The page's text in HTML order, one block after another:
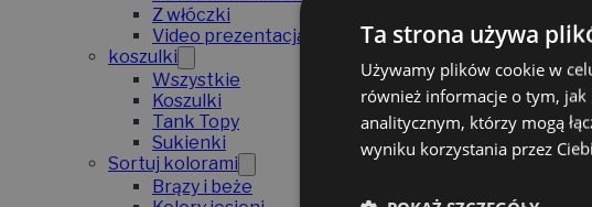
Z włóczki
Video prezentacja modeli
koszulki
Wszystkie
Koszulki
Tank Topy
Sukienki
Sortuj kolorami
Brązy i beże
Ta strona używa
Używamy plików cookie w
również informacje o tym,
analitycznym, którzy mogą
wyniku korzystania przez